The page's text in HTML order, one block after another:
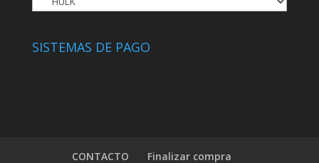
SISTEMAS DE PAGO
CONTACTO
Finalizar compra